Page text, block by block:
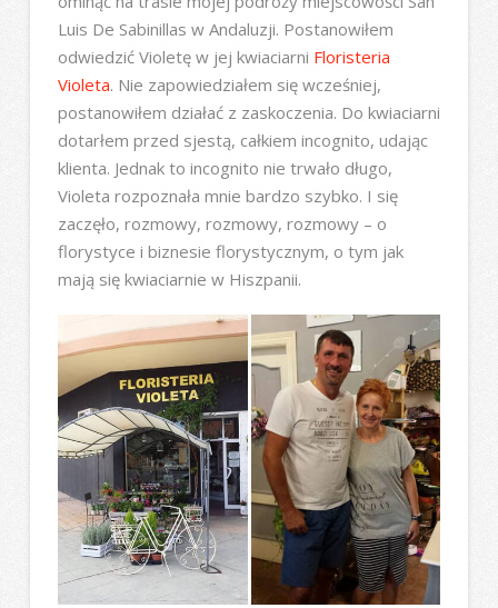
Luis De Sabinillas w Andaluzji. Postanowiłem
odwiedzić Violetę w jej kwiaciarni Floristeria
Violeta. Nie zapowiedziałem się wcześniej,
postanowiłem działać z zaskoczenia. Do kwiaciarni
dotarłem przed sjestą, całkiem incognito, udając
klienta. Jednak to incognito nie trwało długo,
Violeta rozpoznała mnie bardzo szybko. I się
zaczęło, rozmowy, rozmowy, rozmowy – o
florystyce i biznesie florystycznym, o tym jak
mają się kwiaciarnie w Hiszpanii.